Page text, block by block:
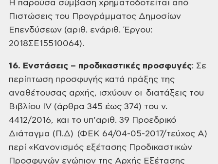
Η παρούσα σύμβαση χρηματοδοτείται από
Πιστώσεις του Προγράμματος Δημοσίων
Επενδύσεων (αριθ. ενάριθ. Έργου:
2018ΣΕ15510064).
16. Ενστάσεις – προδικαστικές προσφυγές: Σε
περίπτωση προσφυγής κατά πράξης της
αναθέτουσας αρχής, ισχύουν οι διατάξεις του
Βιβλίου ΙV (άρθρα 345 έως 374) του ν.
4412/2016, και το υπ’αριθ. 39 Προεδρικό
Διάταγμα (Π.Δ) (ΦΕΚ 64/04-05-2017/τεύχος Α)
περί «Κανονισμός εξέτασης Προδικαστικών
Προσφυγών ενώπιον της Αρχής Εξέτασης